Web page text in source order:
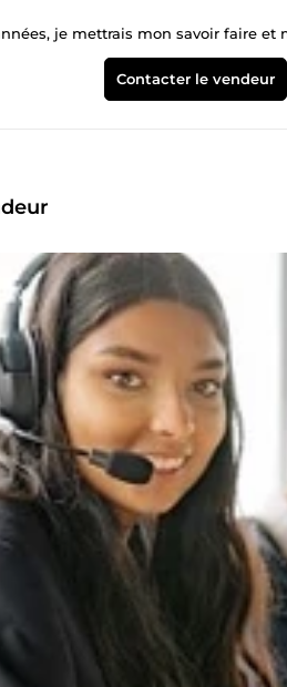
je mettrais mon savoir faire et
Contacter le vendeur